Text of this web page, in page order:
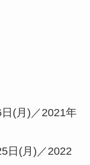
(月)／2021年
日(月)／2022